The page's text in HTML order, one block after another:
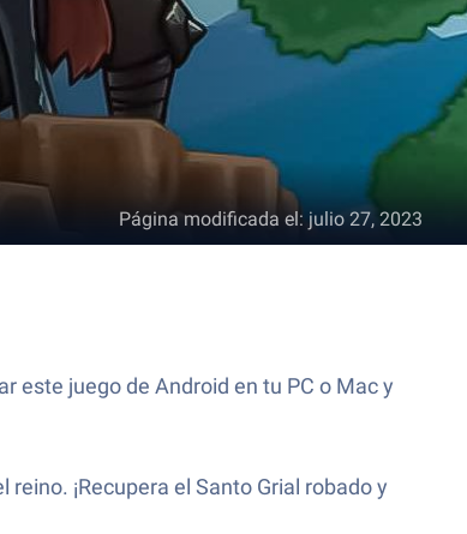
Página modificada el: julio 27, 2023
este juego de Android en tu PC o Mac y
¡Recupera el Santo Grial robado y